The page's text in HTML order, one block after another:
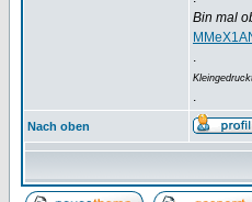
Bin mal
.
.
Nach oben